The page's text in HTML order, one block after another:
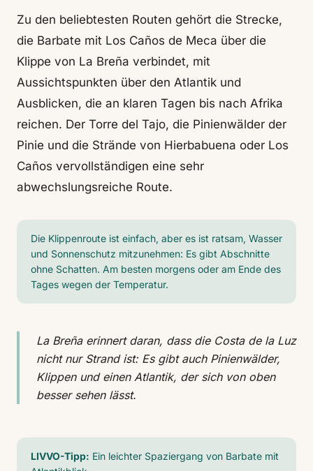
Zu den beliebtesten Routen gehört die Strecke,
die Barbate mit Los Caños de Meca über die
Klippe von La Breña verbindet, mit
Aussichtspunkten über den Atlantik und
Ausblicken, die an klaren Tagen bis nach Afrika
reichen. Der Torre del Tajo, die Pinienwälder der
Pinie und die Strände von Hierbabuena oder Los
Caños vervollständigen eine sehr
abwechslungsreiche Route.
Die Klippenroute ist einfach, aber es ist ratsam, Wasser
und Sonnenschutz mitzunehmen: Es gibt Abschnitte
ohne Schatten. Am besten morgens oder am Ende des
Tages wegen der Temperatur.
La Breña erinnert daran, dass die Costa de la Luz
nicht nur Strand ist: Es gibt auch Pinienwälder,
Klippen und einen Atlantik, der sich von oben
besser sehen lässt.
LIVVO-Tipp: Ein leichter Spaziergang von Barbate mit